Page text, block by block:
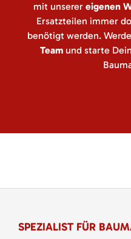
mit unserer eigenen
Ersatzteilen immer
benötigt werden.
Teamund starte
SPEZIALIST FÜR